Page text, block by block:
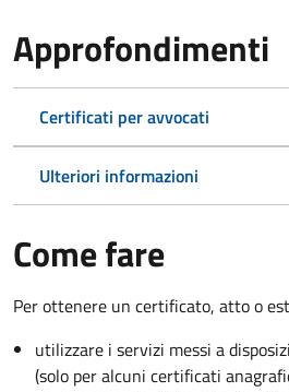
Approfondimenti
Certificati per avvocati
Ulteriori informazioni
Come fare
Per ottenere un certificato, atto o
utilizzare i servizi messi a
(solo per alcuni certificati